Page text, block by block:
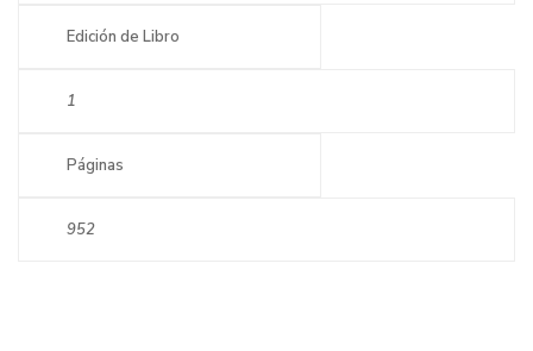
Edición de Libro
1
Páginas
952